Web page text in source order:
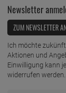
Newsletter
ZUM NEWSLETTER
Ich möchte
Aktionen und
Einwilligung kann
widerrufen